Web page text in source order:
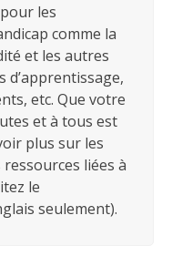
les
comme la
et les autres
d’apprentissage,
etc. Que votre
et à tous est
plus sur les
liées à
le
seulement).